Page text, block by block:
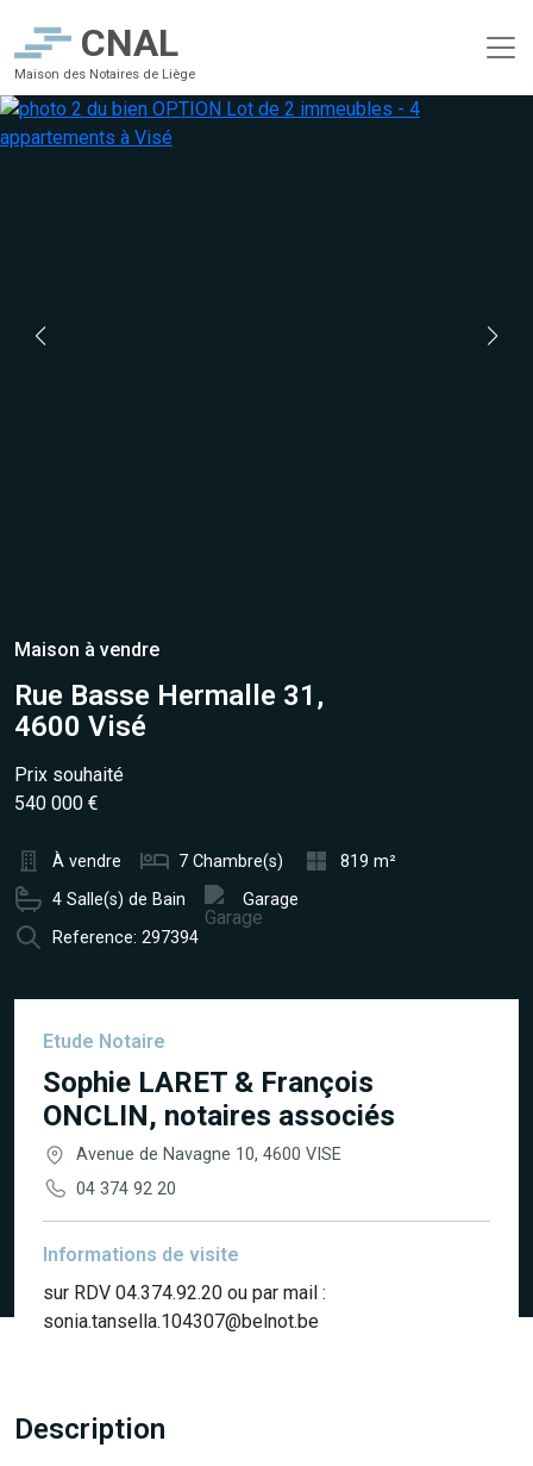
CNAL
Maison des Notaires de Liège
Maison à vendre
Rue Basse Hermalle 31,
4600 Visé
Prix souhaité
540 000 €
À vendre 7 Chambre(s)
819 m²
4 Salle(s) de Bain
Garage
Reference: 297394
Etude Notaire
Sophie LARET & François
ONCLIN, notaires associés
Avenue de Navagne 10, 4600 VISE
04 374 92 20
Informations de visite
sur RDV 04.374.92.20 ou par mail :
sonia.tansella.104307@belnot.be
Description